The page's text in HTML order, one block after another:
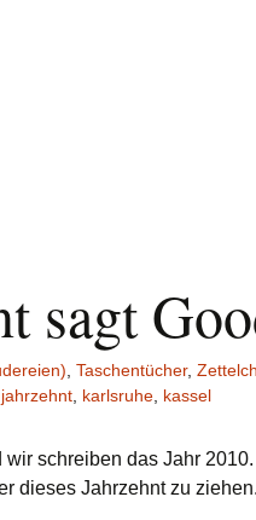
sagt
Taschentücher,
jahrzehnt karlsruhe kassel
schreiben das Jahr
dieses Jahrzehnt zu ziehen.